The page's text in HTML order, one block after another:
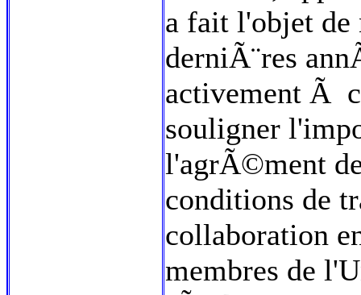
a fait l'objet de
derniÃ¨res
activement Ã
souligner
l'agrÃ©ment
conditions de
collaboration
membres de